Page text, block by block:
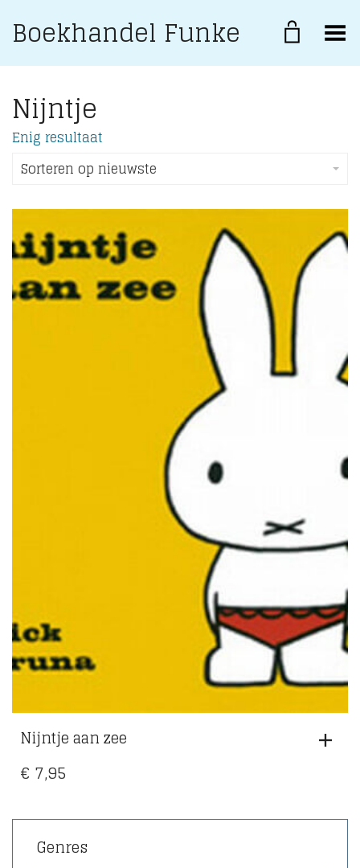
Boekhandel Funke Toggle Menu
Nijntje
Enig resultaat
Sorteren op nieuwste
Nijntje aan zee
€ 7,95
Genres